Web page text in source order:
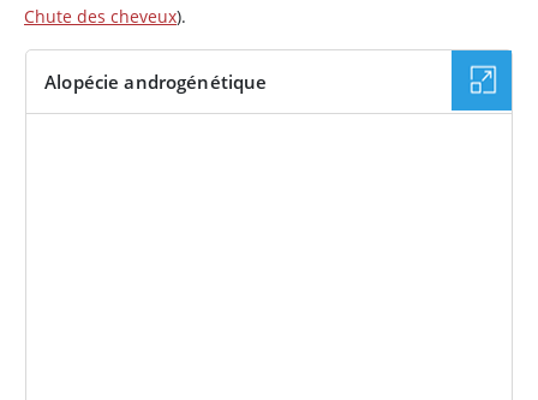
Chute des cheveux).
Alopécie androgénétique